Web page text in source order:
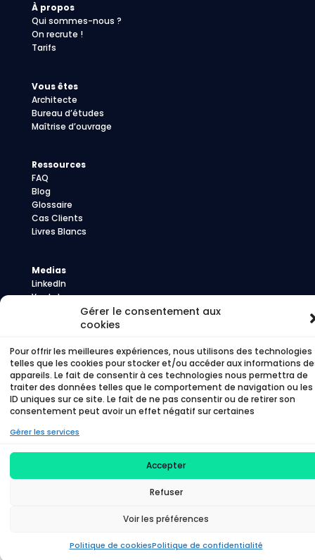
Gérer le consentement aux
cookies
Pour offrir les meilleures expériences, nous utilisons des technologies
telles que les cookies pour stocker et/ou accéder aux informations
appareils. Le fait de consentir à ces technologies nous permettra de
traiter des données telles que le comportement de navigation ou les
ID uniques sur ce site. Le fait de ne pas consentir ou de retirer son
consentement peut avoir un effet négatif sur certaines
Gérer les services
Accepter
Refuser
Voir les préférences
Politique de cookiesPolitique de confidentialité
À propos
Qui sommes-nous ?
On recrute !
Tarifs
Vous êtes
Architecte
Bureau d’études
Maîtrise d’ouvrage
Ressources
FAQ
Blog
Glossaire
Cas Clients
Livres Blancs
Medias
LinkedIn
Youtube
©Time To Beem – 2026 –Politique de
confidentialité–Politique de cookies